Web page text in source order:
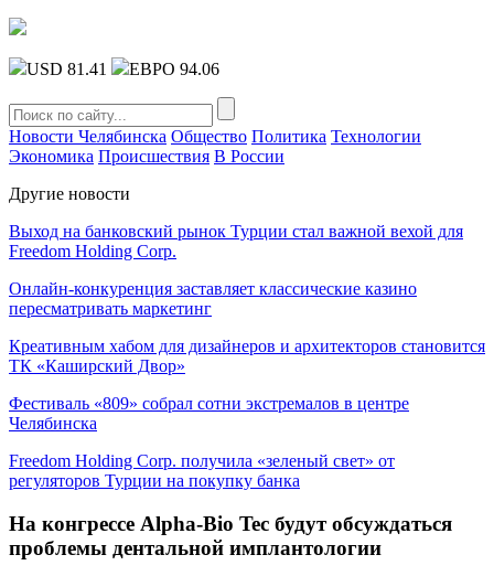
USD 81.41 ЕВРО 94.06
Новости Челябинска Общество Политика Технологии
Экономика Происшествия В России
Другие новости
Выход на банковский рынок Турции стал важной вехой для
Freedom Holding Corp.
Онлайн-конкуренция заставляет классические казино
пересматривать маркетинг
Креативным хабом для дизайнеров и архитекторов становится
ТК «Каширский Двор»
Фестиваль «809» собрал сотни экстремалов в центре
Челябинска
Freedom Holding Corp. получила «зеленый свет» от
регуляторов Турции на покупку банка
На конгрессе Alpha-Bio Tec будут обсуждаться
проблемы дентальной имплантологии